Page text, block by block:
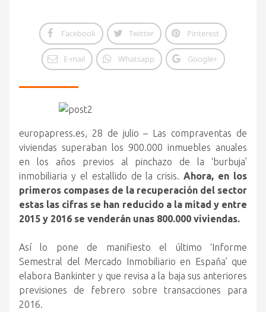
Facebook Twitter Pinterest
E-mail Whatsapp Google+
europapress.es, 28 de julio – Las compraventas de
viviendas superaban los 900.000 inmuebles anuales
en los años previos al pinchazo de la ‘burbuja’
inmobiliaria y el estallido de la crisis.Ahora, en los
primeros compases de la recuperación del sector
estas las cifras se han reducido a la mitad y entre
2015 y 2016 se venderán unas 800.000 viviendas.
Así lo pone de manifiesto el último ‘Informe
Semestral del Mercado Inmobiliario en España’ que
elabora Bankinter y que revisa a la baja sus anteriores
previsiones de febrero sobre transacciones para
2016.